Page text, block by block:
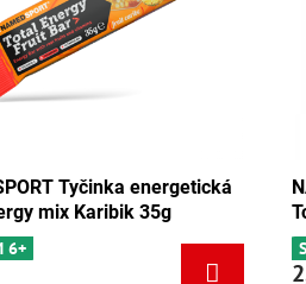
NAMEDSPORT Tyčinka energetická
Total Energy mix Tango 35g
SKLADEM 5ks